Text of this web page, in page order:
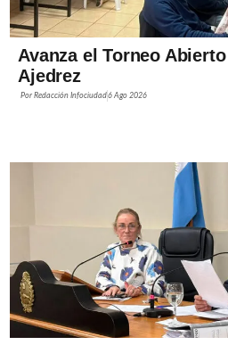
Avanza el Torneo
Ajedrez
PorRedacción Infociudad6 Ago 2026